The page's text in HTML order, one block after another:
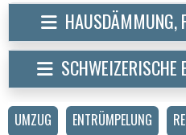
UMZUG ENTRÜMPELUNG
HAUSDÄMMUNG,
SCHWEIZERISCHE